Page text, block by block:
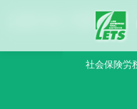
2011年6月7日号 - 日本医業総研グルー
社会保険労